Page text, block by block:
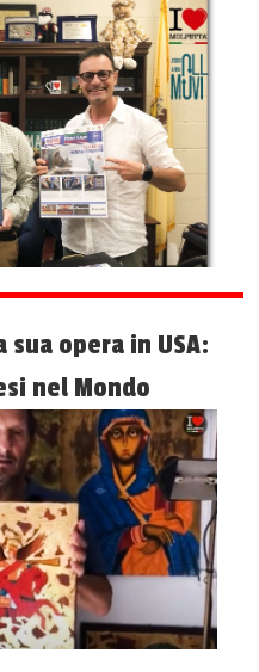
sua opera in USA:
nel Mondo